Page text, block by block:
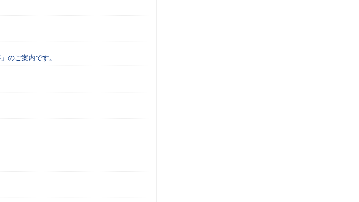
のご案内です。